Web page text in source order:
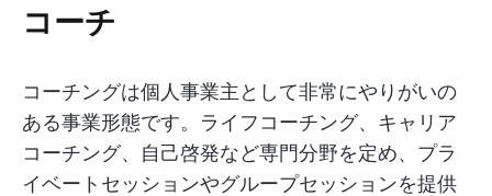
コーチ
コーチングは個人事業主として非常にやりがいの
ある事業形態です。ライフコーチング、キャリア
コーチング、自己啓発など専門分野を定め、プラ
イベートセッションやグループセッションを提供